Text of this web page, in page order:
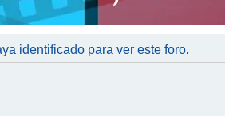
identificado para ver este foro.